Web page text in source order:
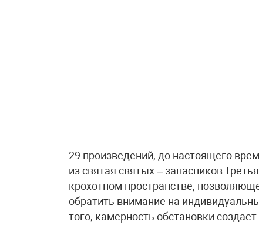
29 произведений, до настоящего
из святая святых – запасников
крохотном пространстве,
обратить внимание на
того, камерность обстановки